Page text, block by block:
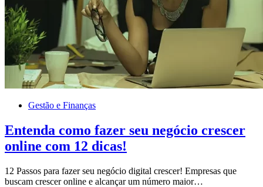
Gestão e Finanças
Entenda como fazer seu negócio crescer
online com 12 dicas!
12 Passos para fazer seu negócio digital crescer! Empresas que
buscam crescer online e alcançar um número maior…